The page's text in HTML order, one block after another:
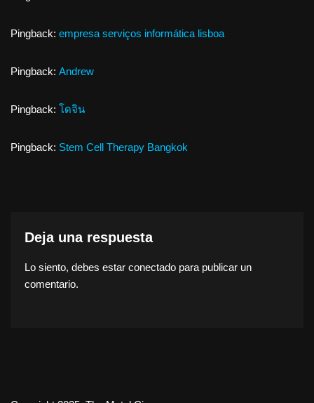
Pingback: empresa serviços informática lisboa
Pingback: Andrew
Pingback: โดจิน
Pingback: Stem Cell Therapy Bangkok
Deja una respuesta
Lo siento, debes estar conectado para publicar un
comentario.